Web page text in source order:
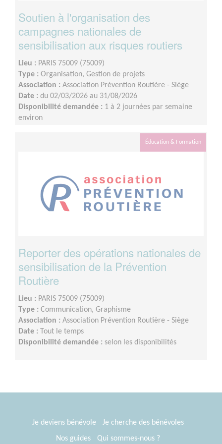
Soutien à l'organisation des
campagnes nationales de
sensibilisation aux risques routiers
Lieu : PARIS 75009 (75009)
Type : Organisation, Gestion de projets
Association : Association Prévention Routière - Siège
Date : du 02/03/2026 au 31/08/2026
Disponibilité demandée : 1 à 2 journées par semaine
environ
Éducation & Formation
Reporter des opérations nationales de
sensibilisation de la Prévention
Routière
Lieu : PARIS 75009 (75009)
Type : Communication, Graphisme
Association : Association Prévention Routière - Siège
Date :
Tout le temps
Disponibilité demandée : selon les disponibilités
Je deviens bénévole
Je cherche des bénévoles
Nos guides
Qui sommes-nous ?